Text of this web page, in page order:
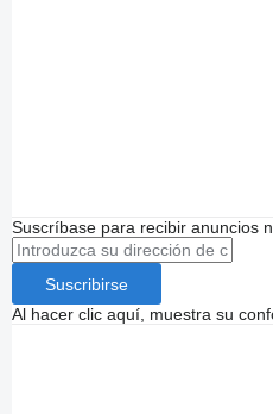
Suscríbase para recibir anuncios
Suscribirse
Al hacer clic aquí, muestra su